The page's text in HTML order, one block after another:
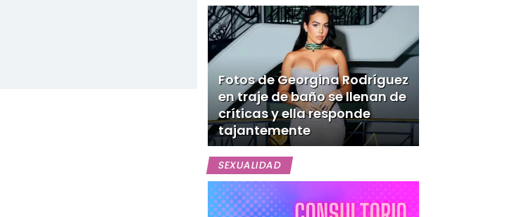
Fotos de Georgina Rodríguez
en traje de baño se llenan de
críticas y ella responde
tajantemente
SEXUALIDAD